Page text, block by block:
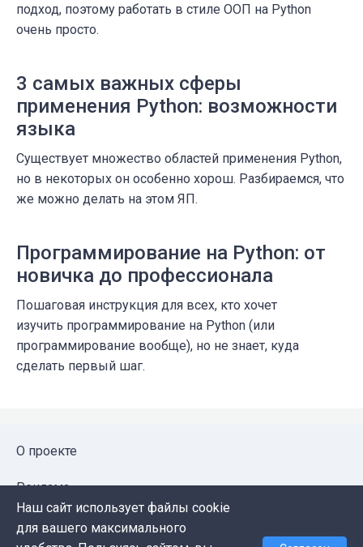
подход, поэтому работать в стиле ООП на Python
очень просто.
3 самых важных сферы
применения Python: возможности
языка
Существует множество областей применения Python,
но в некоторых он особенно хорош. Разбираемся, что
же можно делать на этом ЯП.
Программирование на Python: от
новичка до профессионала
Пошаговая инструкция для всех, кто хочет
изучить программирование на Python (или
программирование вообще), но не знает, куда
сделать первый шаг.
О проекте
Реклама
Публичная оферта
Наш сайт использует файлы cookie
для вашего максимального